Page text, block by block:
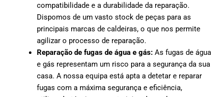
compatibilidade e a durabilidade da reparação.
Dispomos de um vasto stock de peças para as
principais marcas de caldeiras, o que nos permite
agilizar o processo de reparação.
Reparação de fugas de água e gás: As fugas de água
e gás representam um risco para a segurança da sua
casa. A nossa equipa está apta a detetar e reparar
fugas com a máxima segurança e eficiência,